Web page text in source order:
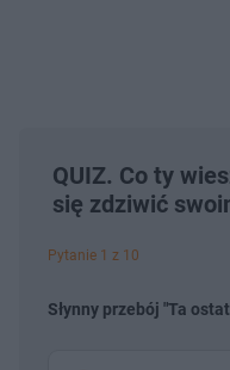
QUIZ. Co ty
się zdziwić
Pytanie 1 z 10
Słynny przebój "Ta